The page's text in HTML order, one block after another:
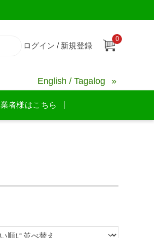
ログイン / 新規登録
0
English / Tagalog
業者様はこちら